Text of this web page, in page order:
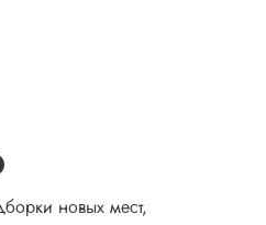
новых мест,